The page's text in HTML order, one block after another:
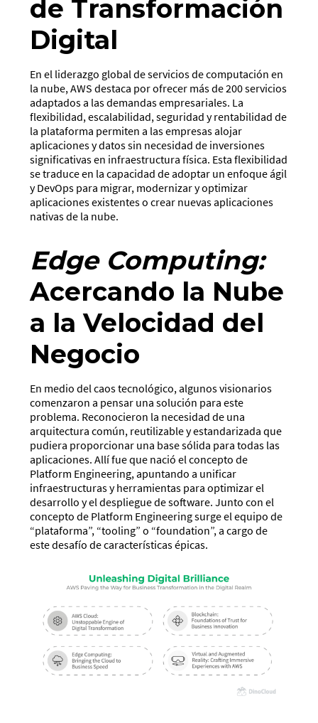
de Transformación
Digital
En el liderazgo global de servicios de computación en
la nube, AWS destaca por ofrecer más de 200 servicios
adaptados a las demandas empresariales. La
flexibilidad, escalabilidad, seguridad y rentabilidad de
la plataforma permiten a las empresas alojar
aplicaciones y datos sin necesidad de inversiones
significativas en infraestructura física. Esta flexibilidad
se traduce en la capacidad de adoptar un enfoque ágil
y DevOps para migrar, modernizar y optimizar
aplicaciones existentes o crear nuevas aplicaciones
nativas de la nube.
Edge Computing:
Acercando la Nube
a la Velocidad del
Negocio
En medio del caos tecnológico, algunos visionarios
comenzaron a pensar una solución para este
problema. Reconocieron la necesidad de una
arquitectura común, reutilizable y estandarizada que
pudiera proporcionar una base sólida para todas las
aplicaciones. Allí fue que nació el concepto de
Platform Engineering, apuntando a unificar
infraestructuras y herramientas para optimizar el
desarrollo y el despliegue de software. Junto con el
concepto de Platform Engineering surge el equipo de
“plataforma”, “tooling” o “foundation”, a cargo de
este desafío de características épicas.